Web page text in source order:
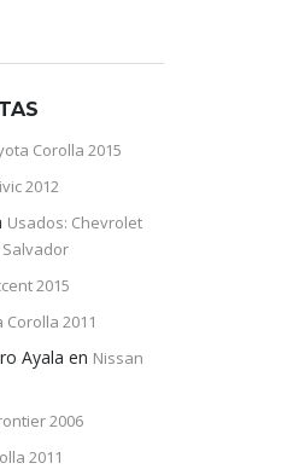
Corolla 2015
2012
Usados: Chevrolet
Salvador
2015
Corolla 2011
Ayala en Nissan
2006
2011